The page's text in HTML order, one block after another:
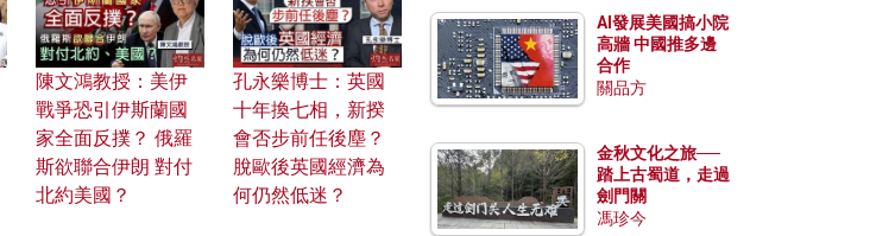
陳文鴻教授：美伊
戰爭恐引伊斯蘭國
家全面反撲？ 俄羅
斯欲聯合伊朗 對付
北約美國？
孔永樂博士：英國
十年換七相，新揆
會否步前任後塵？
脫歐後英國經濟為
何仍然低迷？
AI發展美國搞小院
高牆 中國推多邊
合作
關品方
金秋文化之旅──
踏上古蜀道，走過
劍門關
馮珍今